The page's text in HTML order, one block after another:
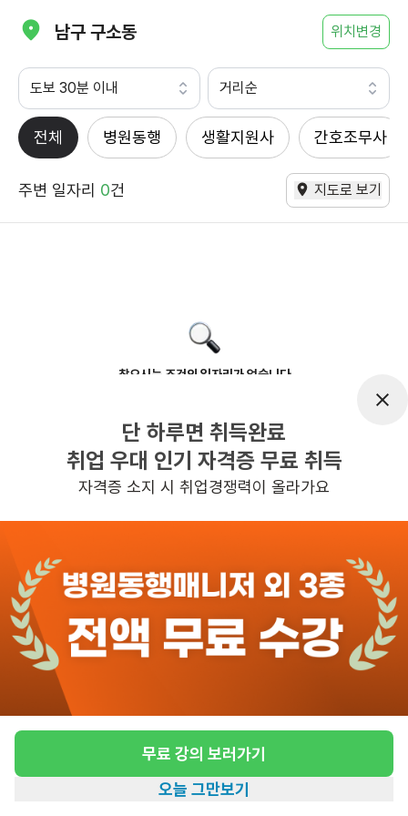
남구 구소동 위치변경
도보 30분 이내 거리순
전체 병원동행 생활지원사 간호조무사
주변 일자리 0건 지도로 보기
찾으시는 조건의 일자리가 없습니다
반경 3KM 이내의 일자리 확인하기
단 하루면 취득완료
취업 우대 인기 자격증 무료 취득
자격증 소지 시 취업경쟁력이 올라가요
무료 강의 보러가기
오늘 그만보기